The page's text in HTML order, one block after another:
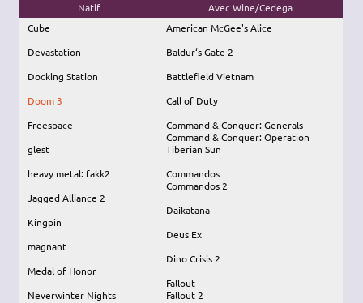
Natif
Avec Wine/Cedega
Cube
Devastation
Docking Station
Doom 3
Freespace
glest
heavy metal: fakk2
Jagged Alliance 2
Kingpin
magnant
Medal of Honor
Neverwinter Nights
American McGee's Alice
Baldur‘s Gate 2
Battlefield Vietnam
Call of Duty
Command & Conquer: Generals
Command & Conquer: Operation
Tiberian Sun
Commandos
Commandos 2
Daikatana
Deus Ex
Dino Crisis 2
Fallout
Fallout 2